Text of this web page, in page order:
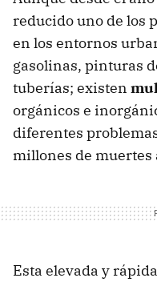
reducido uno de los
en los entornos
gasolinas, pinturas
tuberías; existen
orgánicos e
diferentes
millones de muertes
Esta elevada y